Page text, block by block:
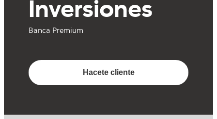
Inversiones
Banca Premium
Hacete cliente